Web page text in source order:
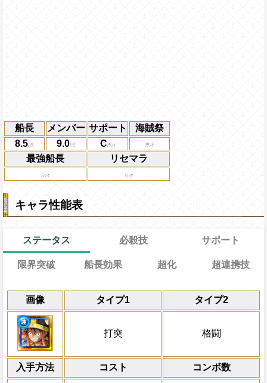
船長 メンバー サポート
海賊祭
8.5
9.0
C
最強船長
リセマラ
キャラ性能表
ステータス
画像 タイプ1 タイプ2
打突 格闘
入手方法 コスト コンボ数
必殺技
通常
限界突破
通常時
一味の体力を80%減らし、敵全体にかか
ーン回復、2ターンの間場を「ナワバリ：
し、5ターンの間速と知属性のスロット
効果は効果量上昇効果を2回まで受けられ
サポート
効果
自分の基礎ステータスの12%をサポート
ステータスに上乗せする
[エルバフ編]
限界突破
能
力
習得する効果
知属性と打突タイプキャラの基礎攻
敵が
状態の効果を発動する場合、
に敵全体にかかっている
状態を6
船長効果
通常時
速・知属性・自由・打突タイプキャラの
を1.2倍、同属性・同タイプキャラ以外の
一味は[速][知][肉][連]スロットも有利スロ
開始時[エルバフ編][麦わらの一味][巨人族
殺ターンを2短縮する。一味に[エルバフ
超化
効果
自分のスロットを[連]スロットに変換し、
いる属性相性強化効果は効果量上昇効果
れるようになり、効果値をさらに1.2倍（
発動条件
超連携技
効果
1ターンの間打突タイプキャラの連携攻撃
し、1ターンの間一味の全属性スロット
いにする
発動条件
ロロノア・ゾロ、ゾロ、サンジ、サンジ